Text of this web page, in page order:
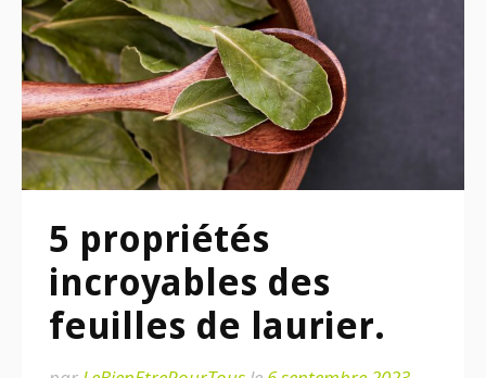
5 propriétés
incroyables des
feuilles de laurier.